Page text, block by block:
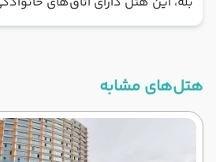
هتل‌های مشابه